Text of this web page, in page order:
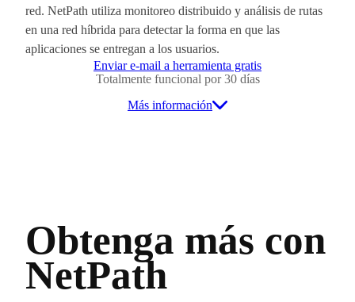
red. NetPath utiliza monitoreo distribuido y análisis de rutas
en una red híbrida para detectar la forma en que las
aplicaciones se entregan a los usuarios.
Enviar e-mail a herramienta gratis
Totalmente funcional por 30 días
Más información
Obtenga más con
NetPath